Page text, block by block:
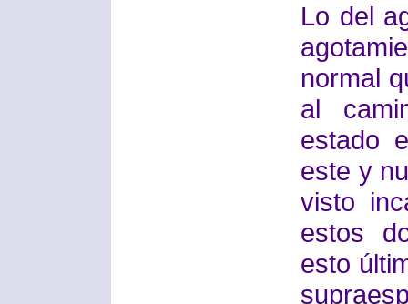
Lo del
normal
al
estado
este y
visto
estos
esto